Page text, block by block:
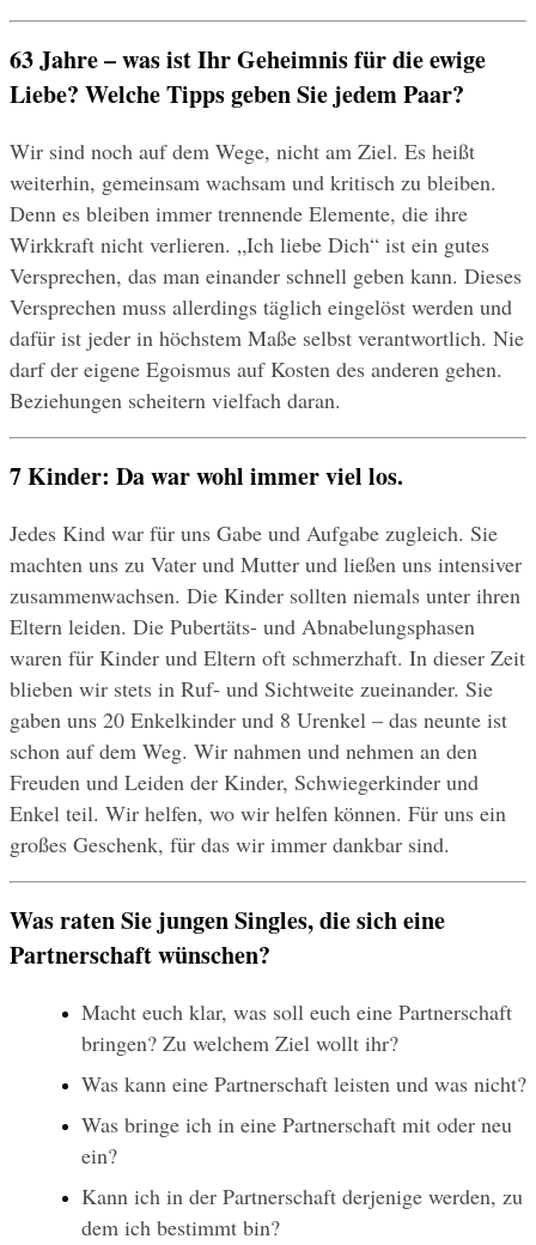
63 Jahre – was ist Ihr Geheimnis für die ewige
Liebe? Welche Tipps geben Sie jedem Paar?
Wir sind noch auf dem Wege, nicht am Ziel. Es heißt
weiterhin, gemeinsam wachsam und kritisch zu bleiben.
Denn es bleiben immer trennende Elemente, die ihre
Wirkkraft nicht verlieren. „Ich liebe Dich“ ist ein gutes
Versprechen, das man einander schnell geben kann. Dieses
Versprechen muss allerdings täglich eingelöst werden und
dafür ist jeder in höchstem Maße selbst verantwortlich. Nie
darf der eigene Egoismus auf Kosten des anderen gehen.
Beziehungen scheitern vielfach daran.
7 Kinder: Da war wohl immer viel los.
Jedes Kind war für uns Gabe und Aufgabe zugleich. Sie
machten uns zu Vater und Mutter und ließen uns intensiver
zusammenwachsen. Die Kinder sollten niemals unter ihren
Eltern leiden. Die Pubertäts- und Abnabelungsphasen
waren für Kinder und Eltern oft schmerzhaft. In dieser Zeit
blieben wir stets in Ruf- und Sichtweite zueinander. Sie
gaben uns 20 Enkelkinder und 8 Urenkel – das neunte ist
schon auf dem Weg. Wir nahmen und nehmen an den
Freuden und Leiden der Kinder, Schwiegerkinder und
Enkel teil. Wir helfen, wo wir helfen können. Für uns ein
großes Geschenk, für das wir immer dankbar sind.
Was raten Sie jungen Singles, die sich eine
Partnerschaft wünschen?
Macht euch klar, was soll euch eine Partnerschaft
bringen? Zu welchem Ziel wollt ihr?
Was kann eine Partnerschaft leisten und was nicht?
Was bringe ich in eine Partnerschaft mit oder neu
ein?
Kann ich in der Partnerschaft derjenige werden, zu
dem ich bestimmt bin?